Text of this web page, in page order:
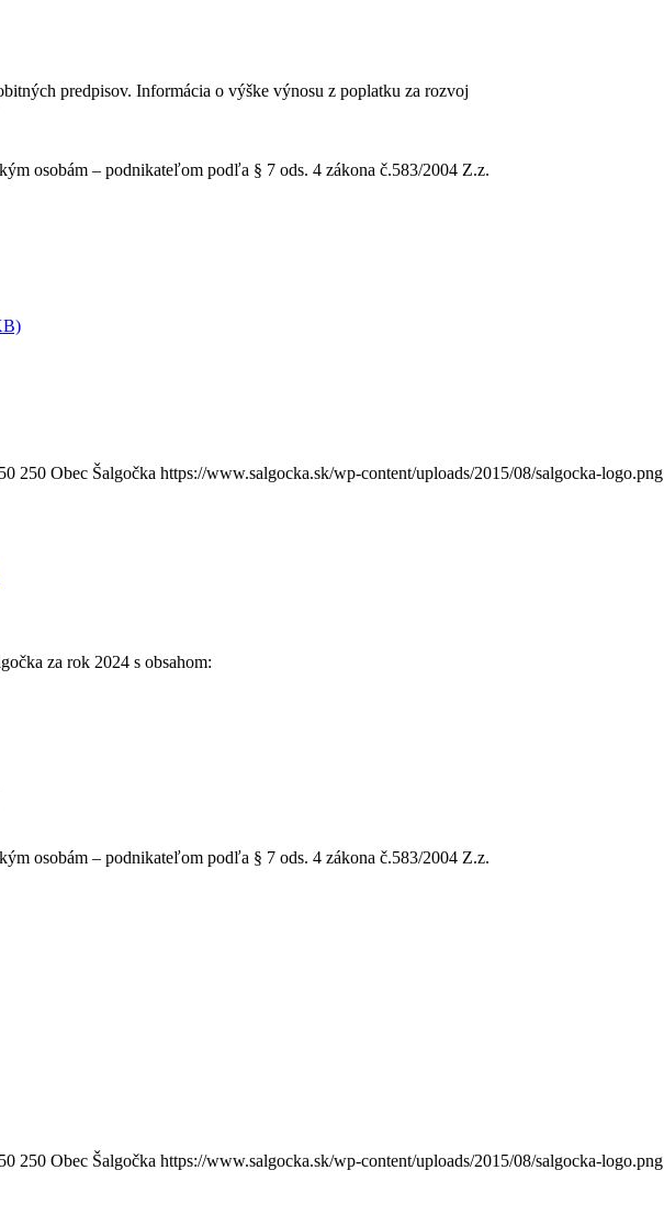
predpisov. Informácia o výške výnosu z poplatku za rozvoj
osobám – podnikateľom podľa § 7 ods. 4 zákona č.583/2004 Z.z.
250 Obec Šalgočka https://www.salgocka.sk/wp-content/uploads/2015/08/salgocka-logo.png
za rok 2024 s obsahom:
osobám – podnikateľom podľa § 7 ods. 4 zákona č.583/2004 Z.z.
250 Obec Šalgočka https://www.salgocka.sk/wp-content/uploads/2015/08/salgocka-logo.png